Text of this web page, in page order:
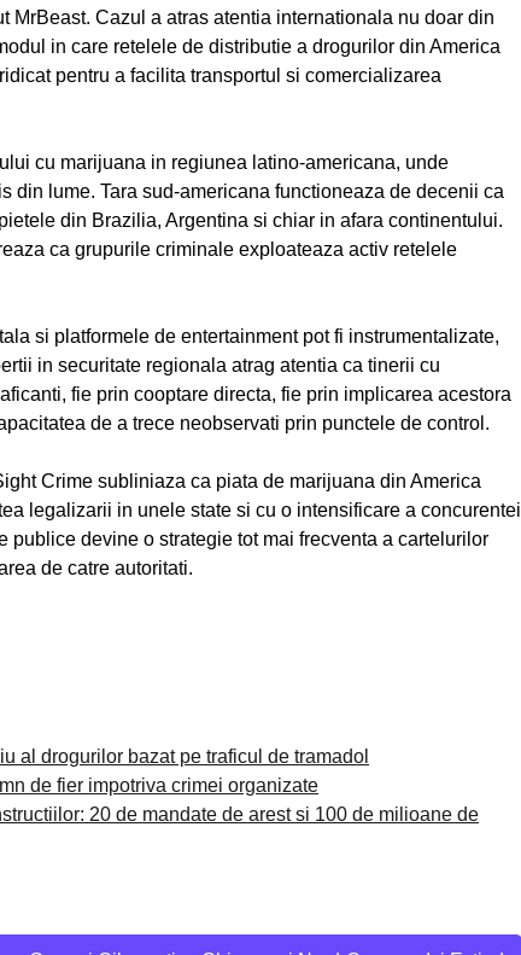
Cazul a atras atentia internationala nu doar din
in care retelele de distributie a drogurilor din America
pentru a facilita transportul si comercializarea
cu marijuana in regiunea latino-americana, unde
din lume. Tara sud-americana functioneaza de decenii ca
din Brazilia, Argentina si chiar in afara continentului.
ca grupurile criminale exploateaza activ retelele
si platformele de entertainment pot fi instrumentalizate,
in securitate regionala atrag atentia ca tinerii cu
fie prin cooptare directa, fie prin implicarea acestora
de a trece neobservati prin punctele de control.
Crime subliniaza ca piata de marijuana din America
legalizarii in unele state si cu o intensificare a concurentei
publice devine o strategie tot mai frecventa a cartelurilor
de catre autoritati.
al drogurilor bazat pe traficul de tramadol
de fier impotriva crimei organizate
20 de mandate de arest si 100 de milioane de